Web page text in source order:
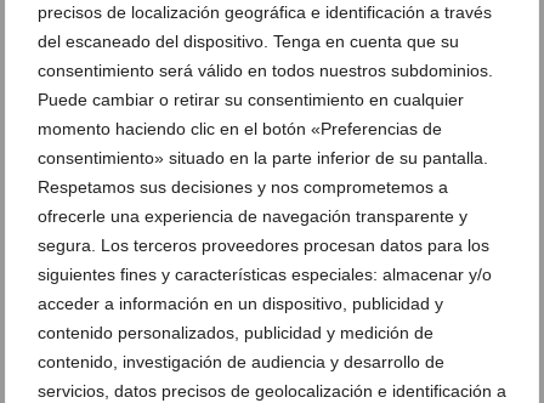
precisos de localización geográfica e identificación a través
del escaneado del dispositivo. Tenga en cuenta que su
consentimiento será válido en todos nuestros subdominios.
Puede cambiar o retirar su consentimiento en cualquier
momento haciendo clic en el botón «Preferencias de
consentimiento» situado en la parte inferior de su pantalla.
Respetamos sus decisiones y nos comprometemos a
ofrecerle una experiencia de navegación transparente y
segura. Los terceros proveedores procesan datos para los
siguientes fines y características especiales: almacenar y/o
acceder a información en un dispositivo, publicidad y
contenido personalizados, publicidad y medición de
contenido, investigación de audiencia y desarrollo de
servicios, datos precisos de geolocalización e identificación a
El pesquero ‘El Terrible’ dice adiós al puerto de
Xàbia tras cinco años de abandono
06 de agosto de 2026